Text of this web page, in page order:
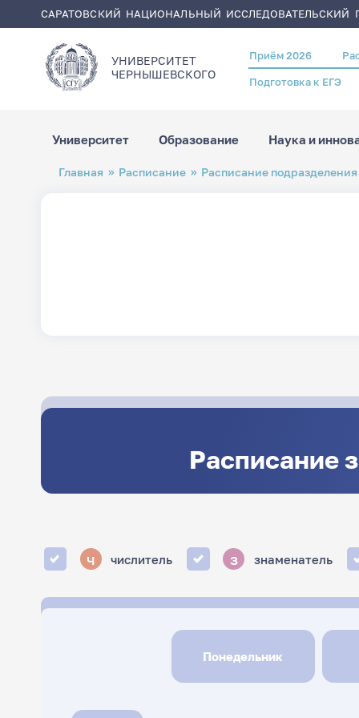
САРАТОВСКИЙ НАЦИОНАЛЬНЫЙ ИССЛЕДОВАТЕЛЬСКИЙ
УНИВЕРСИТЕТ
ЧЕРНЫШЕВСКОГO
Header
menu
Приём 2026
Подготовка к ЕГЭ
Университет Образование Наука и
Строка
навигации
Главная Расписание Расписание подразделения
Расписание
ч числитель з знаменатель
Понедельник